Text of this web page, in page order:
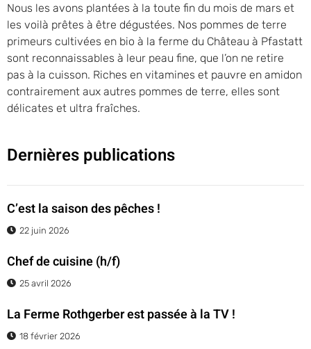
Nous les avons plantées à la toute fin du mois de mars et
les voilà prêtes à être dégustées. Nos pommes de terre
primeurs cultivées en bio à la ferme du Château à Pfastatt
sont reconnaissables à leur peau fine, que l’on ne retire
pas à la cuisson. Riches en vitamines et pauvre en amidon
contrairement aux autres pommes de terre, elles sont
délicates et ultra fraîches.
Dernières publications
C’est la saison des pêches !
22 juin 2026
Chef de cuisine (h/f)
25 avril 2026
La Ferme Rothgerber est passée à la TV !
18 février 2026